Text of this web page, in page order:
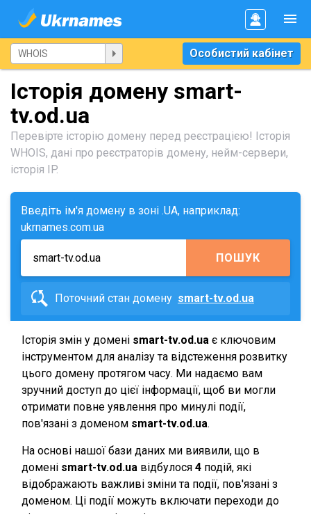
Особистий кабінет
Історія домену smart-
tv.od.ua
Перевірте історію домену перед реєстрацією! Історія
WHOIS, дані про реєстраторів домену, нейм-сервери,
історія IP.
Введіть ім'я домену в зоні .UA, наприклад:
ukrnames.com.ua
ПОШУК
Поточний стан домену smart-tv.od.ua
Історія змін у домені smart-tv.od.ua є ключовим
інструментом для аналізу та відстеження розвитку
цього домену протягом часу. Ми надаємо вам
зручний доступ до цієї інформації, щоб ви могли
отримати повне уявлення про минулі події,
пов'язані з доменом smart-tv.od.ua.
На основі нашої бази даних ми виявили, що в
домені smart-tv.od.ua відбулося 4 подій, які
відображають важливі зміни та події, пов'язані з
доменом. Ці події можуть включати переходи до